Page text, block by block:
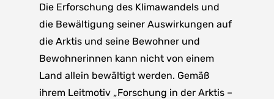
Die Erforschung des Klimawandels und
die Bewältigung seiner Auswirkungen auf
die Arktis und seine Bewohner und
Bewohnerinnen kann nicht von einem
Land allein bewältigt werden. Gemäß
ihrem Leitmotiv „Forschung in der Arktis –